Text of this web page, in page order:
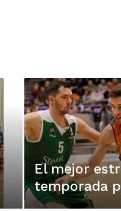
El mejor
temporada